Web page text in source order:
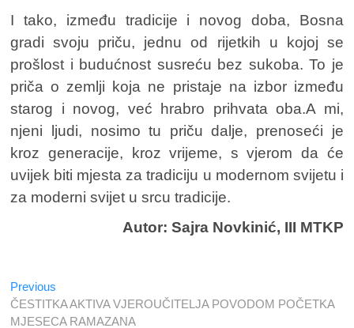
I tako, između tradicije i novog doba, Bosna
gradi svoju priču, jednu od rijetkih u kojoj se
prošlost i budućnost susreću bez sukoba. To je
priča o zemlji koja ne pristaje na izbor između
starog i novog, već hrabro prihvata oba.A mi,
njeni ljudi, nosimo tu priču dalje, prenoseći je
kroz generacije, kroz vrijeme, s vjerom da će
uvijek biti mjesta za tradiciju u modernom svijetu i
za moderni svijet u srcu tradicije.
Autor: Sajra Novkinić, III MTKP
Navigacija
članaka
Previous
post:
ČESTITKA AKTIVA VJEROUČITELJA POVODOM POČETKA
MJESECA RAMAZANA